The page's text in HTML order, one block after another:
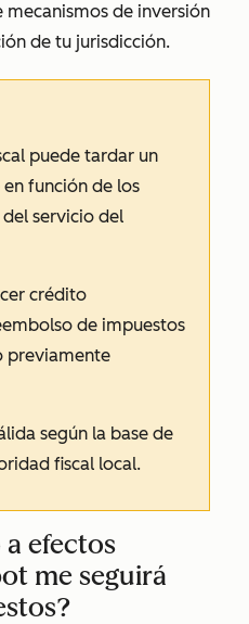
de inversión
de tu jurisdicción.
puede tardar un
función de los
servicio del
crédito
de impuestos
previamente
según la base de
fiscal local.
efectos
me seguirá